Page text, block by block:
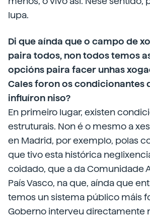
lupa.
Di que aínda que o campo de
paira todos, non todos temos
opcións paira facer unhas
Cales foron os condicionantes
influíron niso?
En primeiro lugar, existen
estruturais. Non é o mesmo a
en Madrid, por exemplo, polas
que tivo esta histórica
coidado, que a da Comunidade
País Vasco, na que, aínda que
temos un sistema público máis
Goberno interveu directamente